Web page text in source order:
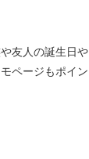
友人の誕生日や
ページもポイン